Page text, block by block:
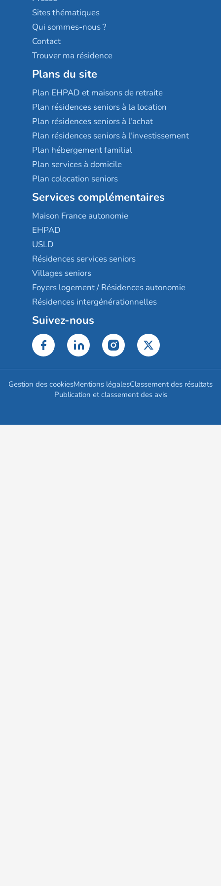
Résidences services Villa Médicis
Sites thématiques
Qui sommes-nous ?
Contact
Trouver ma résidence
Plans du site
Plan EHPAD et maisons de retraite
Plan résidences seniors à la location
Plan résidences seniors à l'achat
Plan résidences seniors à l'investissement
Plan hébergement familial
Plan services à domicile
Plan colocation seniors
Services complémentaires
Maison France autonomie
EHPAD
USLD
Résidences services seniors
Villages seniors
Foyers logement / Résidences autonomie
Résidences intergénérationnelles
Suivez-nous
Gestion des cookiesMentions légalesClassement des résultats
Publication et classement des avis